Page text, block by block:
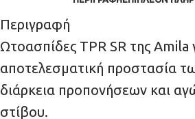
Περιγραφή
Ωτοασπίδες TPR SR της Amila
αποτελεσματική προστασία
διάρκεια προπονήσεων και
στίβου.